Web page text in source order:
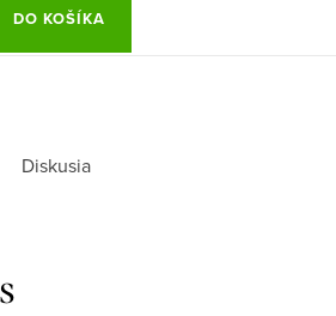
DO KOŠÍKA
Diskusia